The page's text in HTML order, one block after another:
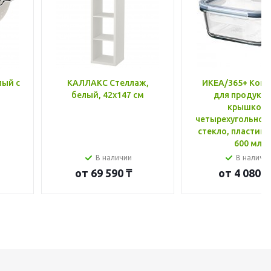
с
КАЛЛАКС Стеллаж,
белый, 42x147 см
В наличии
от 69 590 ₸
ИКЕА/365+
для
крышкой,
стекло, пластик
600 мл
В
от 4 080 ₸